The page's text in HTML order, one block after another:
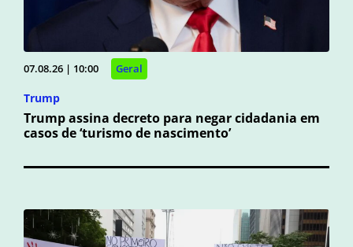
07.08.26 | 10:00 Geral
Trump
Trump assina decreto para negar cidadania em
casos de ‘turismo de nascimento’